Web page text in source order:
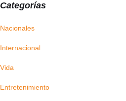
Categorías
Nacionales
Internacional
Vida
Entretenimiento